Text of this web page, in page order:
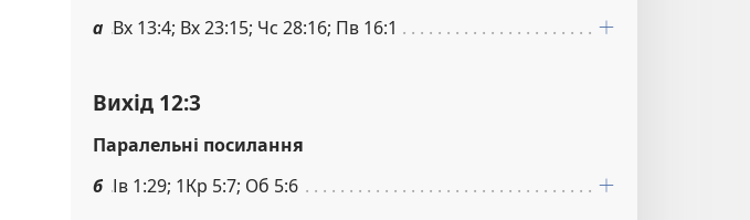
а Вх 13:4; Вх 23:15; Чс 28:16; Пв 16:1
Вихід 12:3
Паралельні посилання
б Ів 1:29; 1Кр 5:7; Об 5:6